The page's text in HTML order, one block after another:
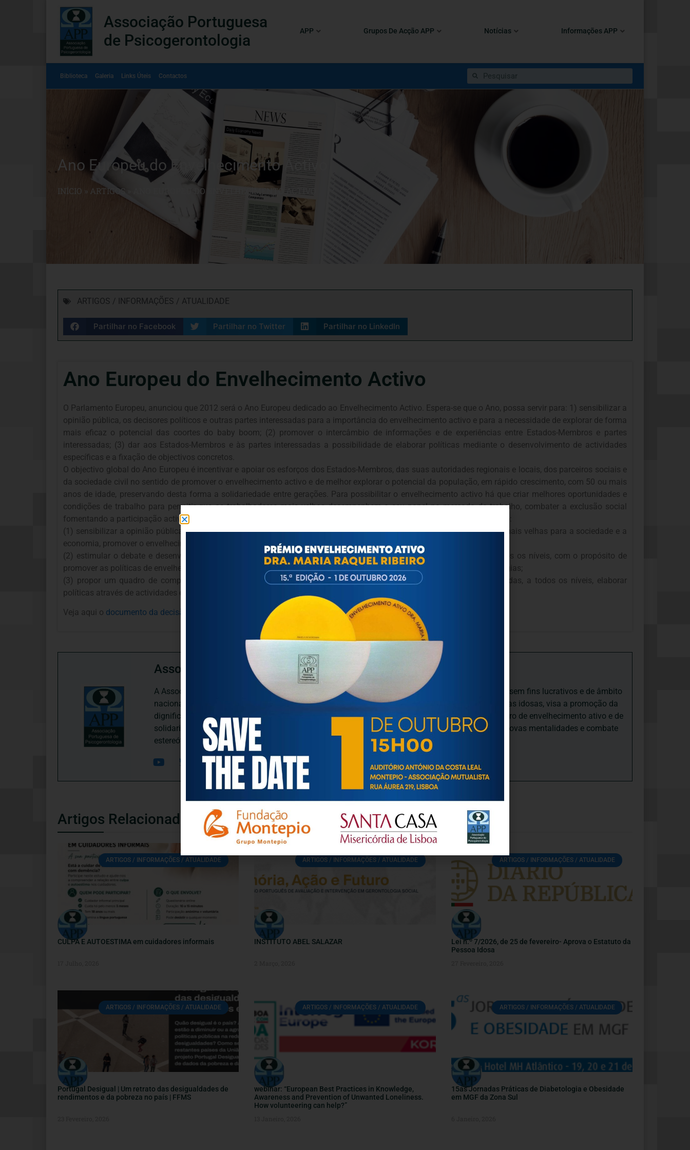
Associação Portuguesa
de Psicogerontologia
APP Grupos De Acção APP Notícias Informações APP
Biblioteca Galeria Links Úteis Contactos
Ano Europeu do Envelhecimento Activo
INÍCIO » ARTIGOS ANO EUROPEU DO ENVELHECIMENTO ACTIVO
ARTIGOS / INFORMAÇÕES / ATUALIDADE
Partilhar no Facebook Partilhar no Twitter Partilhar no LinkedIn
Ano Europeu do Envelhecimento Activo
O Parlamento Europeu, anunciou que 2012 será o Ano Europeu dedicado ao Envelhecimento Activo. Espera-se que o Ano, possa servir para: 1) sensibilizar a
opinião pública, os decisores políticos e outras partes interessadas para a importância do envelhecimento activo e para a necessidade de explorar de forma
mais eficaz o potencial das coortes do baby boom; (2) promover o intercâmbio de informações e de experiências entre Estados-Membros e partes
interessadas; (3) dar aos Estados-Membros e às partes interessadas a possibilidade de elaborar políticas mediante o desenvolvimento de actividades
específicas e a fixação de objectivos concretos.
O objectivo global do Ano Europeu é incentivar e apoiar os esforços dos Estados-Membros, das suas autoridades regionais e locais, dos parceiros sociais e
da sociedade civil no sentido de promover o envelhecimento activo e de melhor explorar o potencial da população, em rápido crescimento, com 50 ou mais
anos de idade, preservando desta forma a solidariedade entre gerações. Para possibilitar o envelhecimento activo há que criar melhores oportunidades e
condições de trabalho para permitir que os trabalhadores mais velhos desempenhem o seu papel no mercado de trabalho, combater a exclusão social
fomentando a participação activa na sociedade e incentivar o envelhecimento saudável. Por conseguinte, os objectivos são:
(1) sensibilizar a opinião pública para o valor do envelhecimento activo, a fim de destacar o contributo útil das pessoas mais velhas para a sociedade e a
economia, promover o envelhecimento activo e melhor explorar o potencial desse grupo de pessoas;
(2) estimular o debate e desenvolver a aprendizagem mútua entre os Estados-Membros e as partes interessadas a todos os níveis, com o propósito de
promover as políticas de envelhecimento activo, identificar e divulgar as boas práticas e incentivar a cooperação e as sinergias;
(3) propor um quadro de compromisso e de acção concreta, que permita aos Estados-Membros e às partes interessadas, a todos os níveis, elaborar
políticas através de actividades específicas e fixar objectivos concretos no domínio do envelhecimento activo.
Veja aqui o documento da decisão
Associação Portuguesa de Psicogerontologia
A Associação Portuguesa de Psicogerontologia-APP, Instituição Particular de Solidariedade Social sem fins lucrativos e de âmbito
nacional, dedica-se às questões biopsicológicas e sociais inerentes ao envelhecimento e às pessoas idosas, visa a promoção da
dignificação, respeito, saúde, autonomia, participação e segurança das pessoas idosas, num quadro de envelhecimento ativo e de
solidariedade intergeracional, e de uma sociedade mais inclusiva para todas as idades, promove novas mentalidades e combate
estereótipos negativos relativamente à idade e ao envelhecimento.
Artigos Relacionados
ARTIGOS / INFORMAÇÕES / ATUALIDADE
CULPA E AUTOESTIMA em cuidadores informais
ARTIGOS / INFORMAÇÕES / ATUALIDADE
INSTITUTO ABEL SALAZAR
ARTIGOS / INFORMAÇÕES / ATUALIDADE
Lei n.º 7/2026, de 25 de fevereiro- Aprova o Estatuto da
Pessoa Idosa
ARTIGOS / INFORMAÇÕES / ATUALIDADE
Portugal Desigual | Um retrato das desigualdades de
rendimentos e da pobreza no país | FFMS
ARTIGOS / INFORMAÇÕES / ATUALIDADE
webinar: “European Best Practices in Knowledge,
Awareness and Prevention of Unwanted Loneliness.
How volunteering can help?”
ARTIGOS / INFORMAÇÕES / ATUALIDADE
15as Jornadas Práticas de Diabetologia e Obesidade
em MGF da Zona Sul